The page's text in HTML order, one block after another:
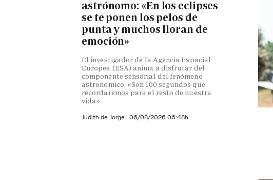
astrónomo: «En los eclipses
se te ponen los pelos de
punta y muchos lloran de
emoción»
El investigador de la Agencia Espacial
Europea (ESA) anima a disfrutar del
componente sensorial del fenómeno
astronómico: «Son 100 segundos que
recordaremos para el resto de nuestra
vida»
Judith de Jorge | 06/08/2026 06:48h.